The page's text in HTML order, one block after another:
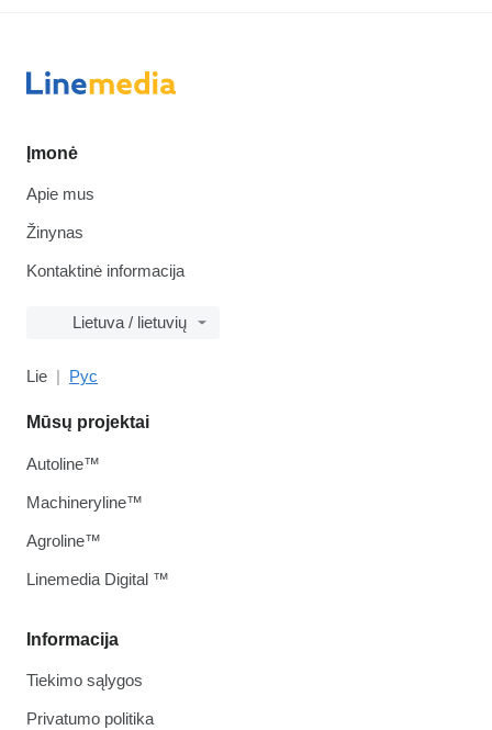
Įmonė
Apie mus
Žinynas
Kontaktinė informacija
Lietuva / lietuvių
Lie Рус
Informacija
Tiekimo sąlygos
Privatumo politika
Mūsų projektai
Autoline™
Machineryline™
Agroline™
Linemedia Digital ™